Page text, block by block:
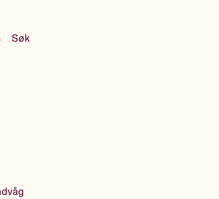
Søk